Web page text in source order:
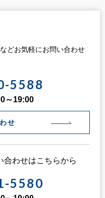
どお気軽にお問い合わせ
5588
～19:00
せ
合わせはこちらから
5580